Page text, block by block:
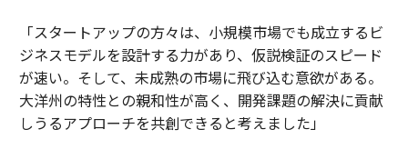
「スタートアップの方々は、小規模市場でも成立するビ
ジネスモデルを設計する力があり、仮説検証のスピード
が速い。そして、未成熟の市場に飛び込む意欲がある。
大洋州の特性との親和性が高く、開発課題の解決に貢献
しうるアプローチを共創できると考えました」